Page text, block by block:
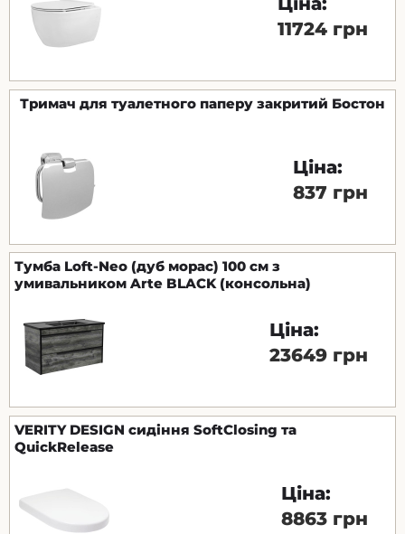
11724 грн
Тримач для туалетного паперу закритий Бостон
Ціна:
837 грн
Тумба Loft-Neo (дуб морас) 100 см з
умивальником Arte BLACK (консольна)
Ціна:
23649 грн
VERITY DESIGN сидіння SoftClosing та
QuickRelease
Ціна:
8863 грн